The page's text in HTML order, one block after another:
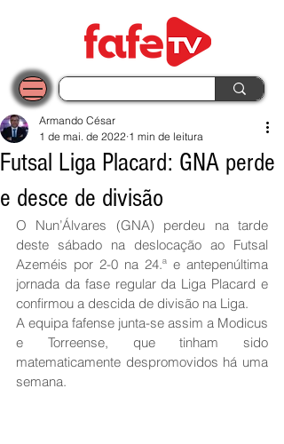
Futsal Liga Placard: GNA perde
e desce de divisão
Armando César
1 de mai. de 2022 1 min de leitura
O Nun’Álvares (GNA) perdeu na tarde
deste sábado na deslocação ao Futsal
Azeméis por 2-0 na 24.ª e antepenúltima
jornada da fase regular da Liga Placard e
confirmou a descida de divisão na Liga.
A equipa fafense junta-se assim a Modicus
e Torreense, que tinham sido
matematicamente despromovidos há uma
semana.